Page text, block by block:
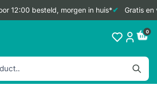
12:00 besteld, morgen in huis* Gratis en
0